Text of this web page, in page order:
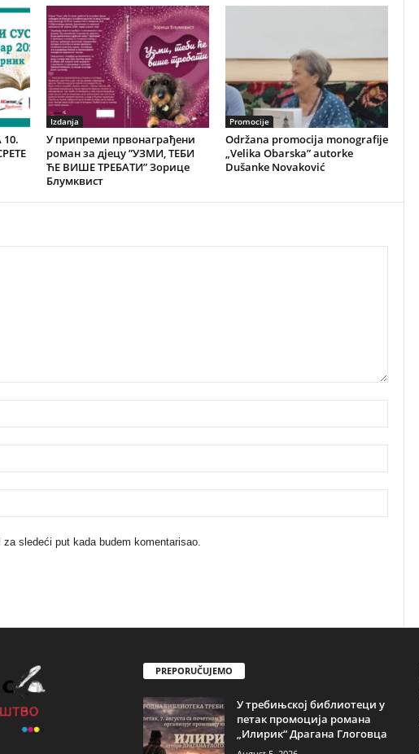
Izdanja
У припреми првонаграђени
роман за дјецу ”УЗМИ, ТЕБИ
ЋЕ ВИШЕ ТРЕБАТИ” Зорице
Блумквист
Promocije
Održana promocija monografije
„Velika Obarska” autorke
Dušanke Novaković
sledeći put kada budem komentarisao.
PREPORUČUJEMO
У требињској библиотеци у
петак промоција романа
„Илирик“ Драгана Глоговца